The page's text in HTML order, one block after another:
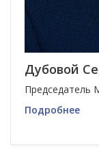
Дубовой
Председатель
Подробнее